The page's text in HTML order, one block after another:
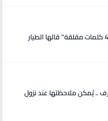
علماء يحددون علامة مبكرة على الخرف .. يُمكن ملاحظتها عند نزول